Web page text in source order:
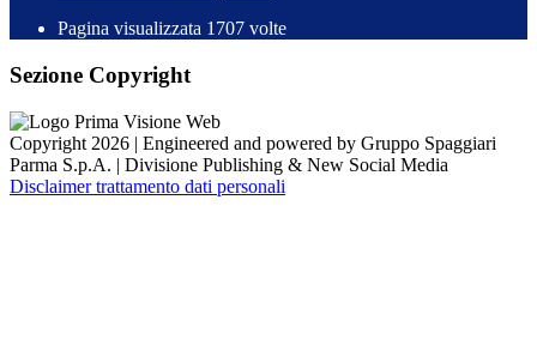
Pagina visualizzata 1707 volte
Sezione Copyright
Copyright 2026 | Engineered and powered by Gruppo Spaggiari
Parma S.p.A. | Divisione Publishing & New Social Media
Disclaimer trattamento dati personali